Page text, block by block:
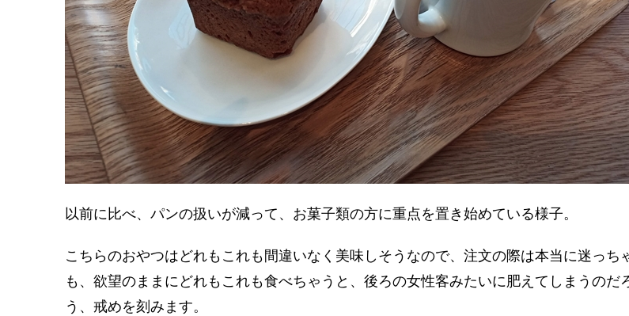
以前に比べ、パンの扱いが減って、お菓子類の方に重点を置き始めている様子。
こちらのおやつはどれもこれも間違いなく美味しそうなので、注文の際は本当に迷っち
も、欲望のままにどれもこれも食べちゃうと、後ろの女性客みたいに肥えてしまうのだ
う、戒めを刻みます。